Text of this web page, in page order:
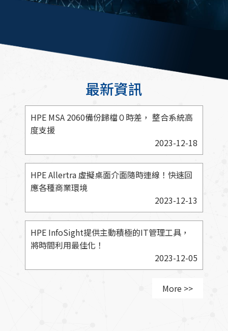
最新資訊
HPE MSA 2060備份歸檔０時差， 整合系統高
度支援
2023-12-18
HPE Allertra 虛擬桌面介面隨時連線！快速回
應各種商業環境
2023-12-13
HPE InfoSight提供主動積極的IT管理工具，
將時間利用最佳化！
2023-12-05
More >>